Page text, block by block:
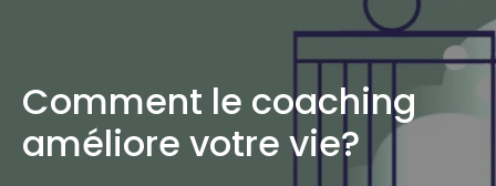
Comment le coaching
améliore votre vie?